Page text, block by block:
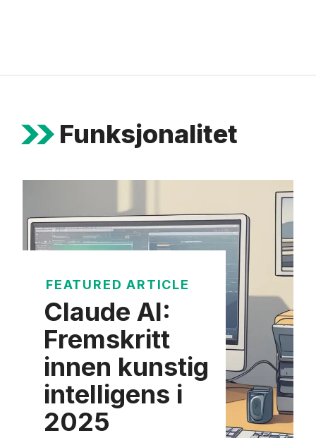
Funksjonalitet
FEATURED ARTICLE
Claude AI:
Fremskritt
innen kunstig
intelligens i
2025